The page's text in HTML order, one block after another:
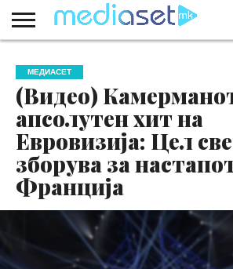
НАС
КОНТАКТ
МАРКЕТИНГ
ПОЧЕТНА
МЕДИАСЕТ
(Видео)
апсолутен хит на
Евровизија: Цел
зборува за
Франција